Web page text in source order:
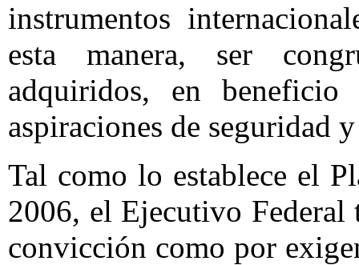
instrumentos
esta manera, ser
adquiridos, en
aspiraciones de seguridad
Tal como lo establece el
2006, el Ejecutivo
convicción como por